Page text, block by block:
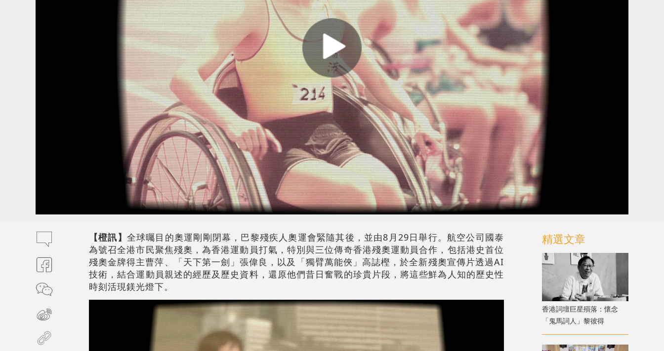
【橙訊】 全球曯目的奧運剛剛閉幕，巴黎殘疾人奧運會緊隨其後，並由8月29日舉行。航空公司國泰
為號召全港市民聚焦殘奧，為香港運動員打氣，特別與三位傳奇香港殘奧運動員合作，包括港史首位
殘奧金牌得主曹萍、「天下第一劍」張偉良，以及「獨臂萬能俠」高誌樫，於全新殘奧宣傳片透過AI
技術，結合運動員親述的經歷及歷史資料，還原他們昔日奮戰的珍貴片段，將這些鮮為人知的歷史性
時刻活現鎂光燈下。
精選文章
香港詞壇巨星殞落：懷念
「鬼馬詞人」黎彼得